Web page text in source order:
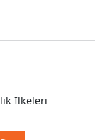
İlkeleri